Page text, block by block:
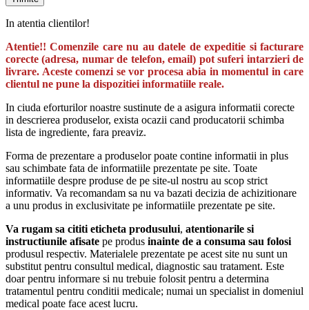
In atentia clientilor!
Atentie!! Comenzile care nu au datele de expeditie si facturare
corecte (adresa, numar de telefon, email) pot suferi intarzieri de
livrare. Aceste comenzi se vor procesa abia in momentul in care
clientul ne pune la dispozitiei informatiile reale.
In ciuda eforturilor noastre sustinute de a asigura informatii corecte
in descrierea produselor, exista ocazii cand producatorii schimba
lista de ingrediente, fara preaviz.
Forma de prezentare a produselor poate contine informatii in plus
sau schimbate fata de informatiile prezentate pe site. Toate
informatiile despre produse de pe site-ul nostru au scop strict
informativ. Va recomandam sa nu va bazati decizia de achizitionare
a unu produs in exclusivitate pe informatiile prezentate pe site.
Va rugam sa cititi eticheta produsului, atentionarile si
instructiunile afisate pe produs inainte de a consuma sau folosi
produsul respectiv. Materialele prezentate pe acest site nu sunt un
substitut pentru consultul medical, diagnostic sau tratament. Este
doar pentru informare si nu trebuie folosit pentru a determina
tratamentul pentru conditii medicale; numai un specialist in domeniul
medical poate face acest lucru.